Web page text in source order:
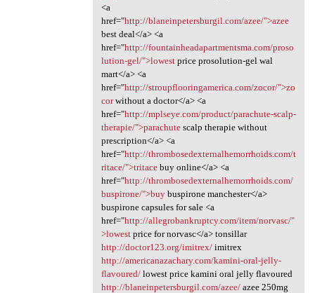
<a
href="http://blaneinpetersburgil.com/azee/">azee
best deal</a> <a
href="http://fountainheadapartmentsma.com/proso
lution-gel/">lowestprice prosolution-gel wal
mart</a> <a
href="http://stroupflooringamerica.com/zocor/">zo
corwithout a doctor</a> <a
href="http://mplseye.com/product/parachute-scalp-
therapie/">parachutescalp therapie without
prescription</a> <a
href="http://thrombosedexternalhemorrhoids.com/t
ritace/">tritacebuy online</a> <a
href="http://thrombosedexternalhemorrhoids.com/
buspirone/">buybuspirone manchester</a>
buspirone capsules for sale <a
href="http://allegrobankruptcy.com/item/norvasc/"
>lowestprice for norvasc</a> tonsillar
http://doctor123.org/imitrex/imitrex
http://americanazachary.com/kamini-oral-jelly-
flavoured/lowest price kamini oral jelly flavoured
http://blaneinpetersburgil.com/azee/azee 250mg